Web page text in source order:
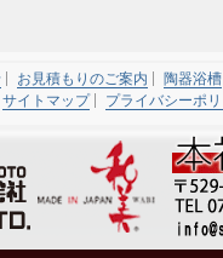
お見積もりのご案内
陶器浴槽
サイトマップ プライバシーポ